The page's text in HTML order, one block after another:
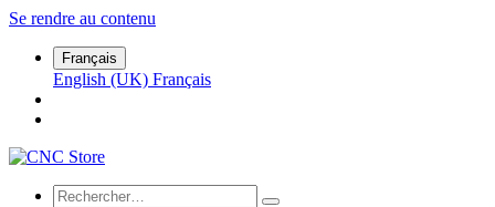
Se rendre au contenu
Français
English (UK) Français